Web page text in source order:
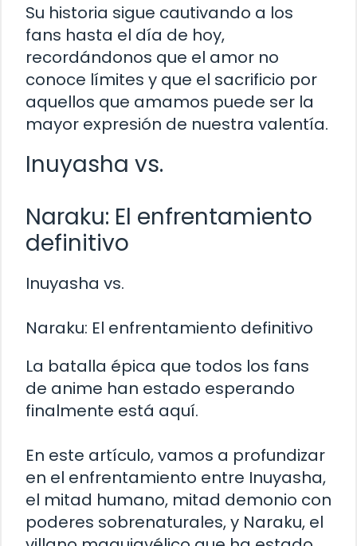
Su historia sigue cautivando a los
fans hasta el día de hoy,
recordándonos que el amor no
conoce límites y que el sacrificio por
aquellos que amamos puede ser la
mayor expresión de nuestra valentía.
Inuyasha vs.
Naraku: El enfrentamiento
definitivo
Inuyasha vs.
Naraku: El enfrentamiento definitivo
La batalla épica que todos los fans
de anime han estado esperando
finalmente está aquí.
En este artículo, vamos a profundizar
en el enfrentamiento entre Inuyasha,
el mitad humano, mitad demonio con
poderes sobrenaturales, y Naraku, el